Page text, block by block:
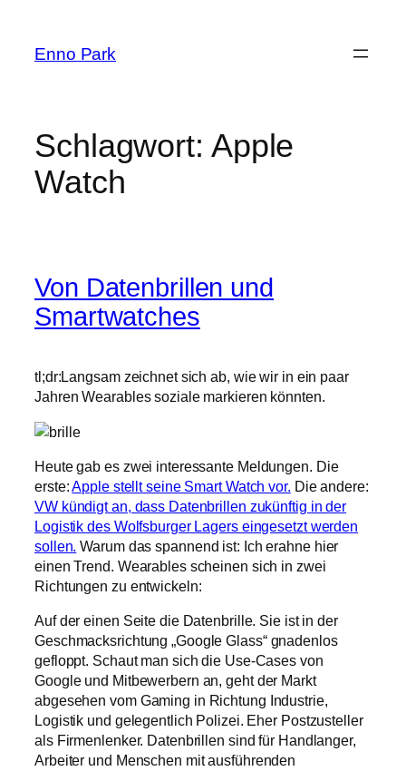
springen
Enno Park
Schlagwort: Apple
Watch
Von Datenbrillen und
Smartwatches
tl;dr:Langsam zeichnet sich ab, wie wir in ein paar
Jahren Wearables soziale markieren könnten.
Heute gab es zwei interessante Meldungen. Die
erste:Apple stellt seine Smart Watch vor. Die andere:
VW kündigt an, dass Datenbrillen zukünftig in der
Logistik des Wolfsburger Lagers eingesetzt werden
sollen. Warum das spannend ist: Ich erahne hier
einen Trend. Wearables scheinen sich in zwei
Richtungen zu entwickeln:
Auf der einen Seite die Datenbrille. Sie ist in der
Geschmacksrichtung „Google Glass“ gnadenlos
gefloppt. Schaut man sich die Use-Cases von
Google und Mitbewerbern an, geht der Markt
abgesehen vom Gaming in Richtung Industrie,
Logistik und gelegentlich Polizei. Eher Postzusteller
als Firmenlenker. Datenbrillen sind für Handlanger,
Arbeiter und Menschen mit ausführenden